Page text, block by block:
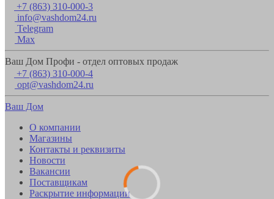
+7 (863) 310-000-3
info@vashdom24.ru
Telegram
Max
Ваш Дом Профи - отдел оптовых продаж
+7 (863) 310-000-4
opt@vashdom24.ru
Ваш Дом
О компании
Магазины
Контакты и реквизиты
Новости
Вакансии
Поставщикам
Раскрытие информации